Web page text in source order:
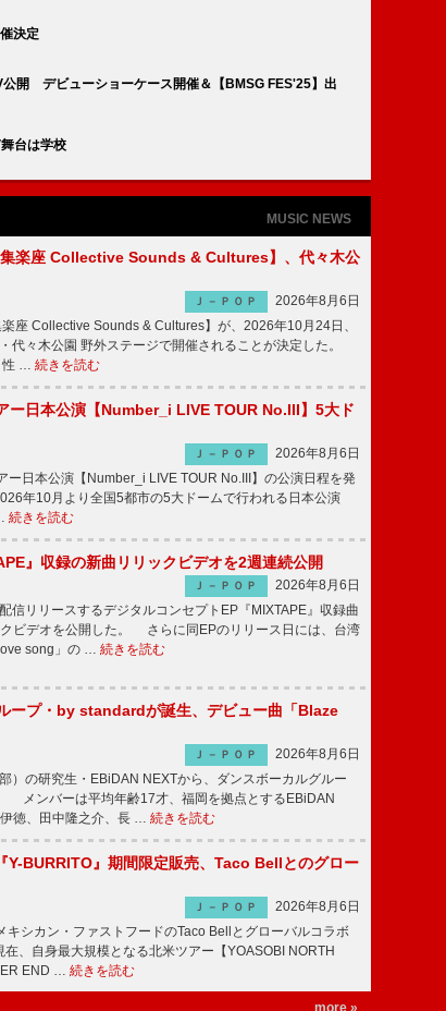
決定
開 デビューショーケース開催＆【BMSG FES'25】出
台は学校
MUSIC NEWS
集楽座 Collective Sounds & Cultures】、代々木公
Ｊ－ＰＯＰ
2026年8月6日
座 Collective Sounds & Cultures】が、2026年10月24日、
代々木公園 野外ステージで開催されることが決定した。
性 … 続きを読む
ー日本公演【Number_i LIVE TOUR No.III】5大ド
Ｊ－ＰＯＰ
2026年8月6日
日本公演【Number_i LIVE TOUR No.III】の公演日程を発
年10月より全国5都市の5大ドームで行われる日本公演
続きを読む
』収録の新曲リリックビデオを2週連続公開
Ｊ－ＰＯＰ
2026年8月6日
信リリースするデジタルコンセプトEP『MIXTAPE』収録曲
クビデオを公開した。 さらに同EPのリリース日には、台湾
song」の … 続きを読む
ープ・by standardが誕生、デビュー曲「Blaze
Ｊ－ＰＯＰ
2026年8月6日
）の研究生・EBiDAN NEXTから、ダンスボーカルグルー
メンバーは平均年齢17才、福岡を拠点とするEBiDAN
徳、田中隆之介、長 … 続きを読む
Y-BURRITO』期間限定販売、Taco Bellとのグロー
Ｊ－ＰＯＰ
2026年8月6日
シカン・ファストフードのTaco Bellとグローバルコラボ
、自身最大規模となる北米ツアー【YOASOBI NORTH
END … 続きを読む
more »